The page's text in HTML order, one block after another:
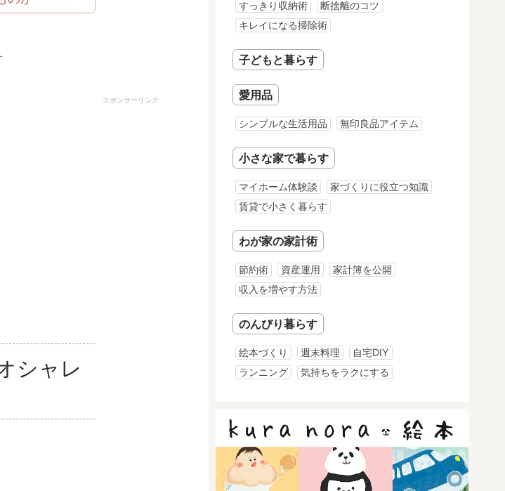
スポンサーリンク
シャレ
すっきり収納術
断捨離のコツ
キレイになる掃除術
子どもと暮らす
愛用品
シンプルな生活用品 無印良品アイテム
小さな家で暮らす
マイホーム体験談
家づくりに役立つ知識
賃貸で小さく暮らす
わが家の家計術
節約術 資産運用
家計簿を公開
収入を増やす方法
のんびり暮らす
絵本づくり 週末料理
自宅DIY
ランニング
気持ちをラクにする